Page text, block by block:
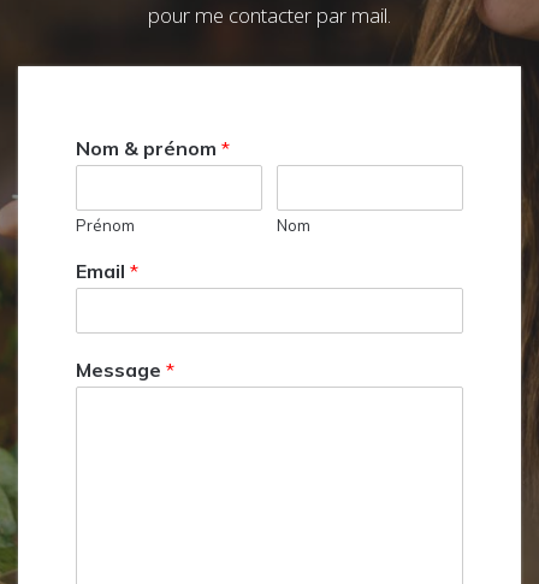
pour me contacter par mail.
Nom & prénom *
Prénom Nom
Email *
Message *